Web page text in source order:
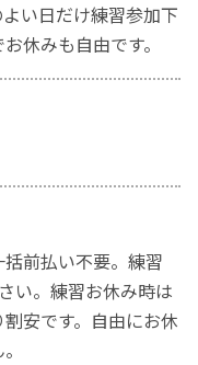
い日だけ練習参加下
休みも自由です。
前払い不要。練習
い。練習お休み時は
安です。自由にお休